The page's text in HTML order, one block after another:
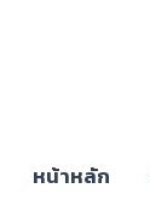
หน้าหลัก